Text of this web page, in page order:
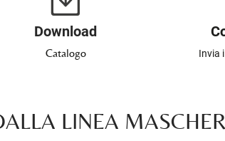
Download
Catalogo Invia
LINEA